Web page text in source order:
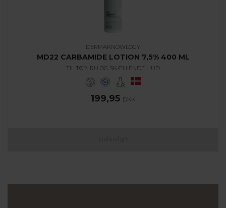
DERMAKNOWLOGY
MD22 CARBAMIDE LOTION 7,5% 400 ML
TIL TØR, RU OG SKÆLLENDE HUD
199,95 DKK